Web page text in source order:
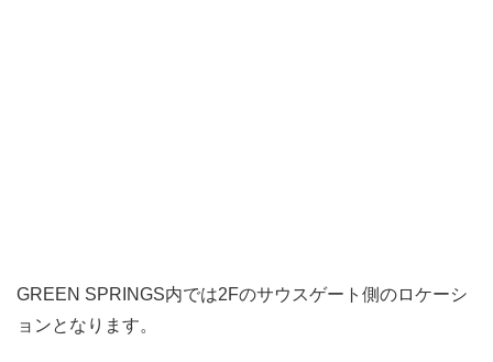
GREEN SPRINGS内では2Fのサウスゲート側のロケーシ
ョンとなります。